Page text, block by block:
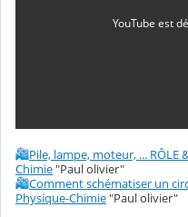
YouTube est
Pile, lampe, moteur, ... RÔLE
Chimie"Paul olivier"
Comment schématiser un
Physique-Chimie"Paul olivier"